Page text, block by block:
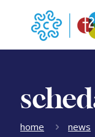
home news